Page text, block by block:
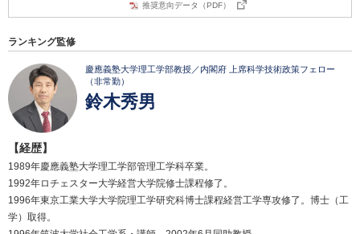
推奨意向データ（PDF）
ランキング監修
慶應義塾大学理工学部教授／内閣府 上席科学技術政策フェロー
（非常勤）
鈴木秀男
【経歴】
1989年慶應義塾大学理工学部管理工学科卒業。
1992年ロチェスター大学経営大学院修士課程修了。
1996年東京工業大学大学院理工学研究科博士課程経営工学専攻修了。博士（工
学）取得。